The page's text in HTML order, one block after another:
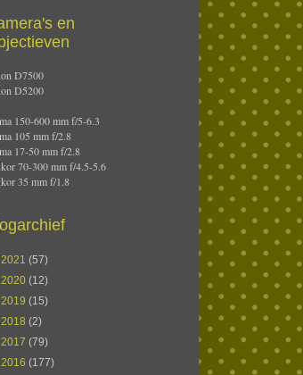
en
D7500
D5200
150-600 mm f/5-6.3
105 mm f/2.8
17-50 mm f/2.8
70-300 mm f/4.5-5.6
35 mm f/1.8
2021 (57)
2020 (12)
2019 (15)
2018 (2)
2017 (79)
2016 (177)